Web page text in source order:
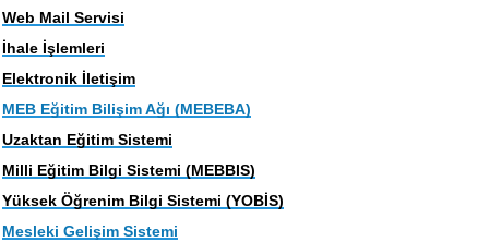
Web Mail Servisi
İhale İşlemleri
Elektronik İletişim
MEB Eğitim Bilişim Ağı (MEBEBA)
Uzaktan Eğitim Sistemi
Milli Eğitim Bilgi Sistemi (MEBBIS)
Yüksek Öğrenim Bilgi Sistemi (YOBİS)
Mesleki Gelişim Sistemi